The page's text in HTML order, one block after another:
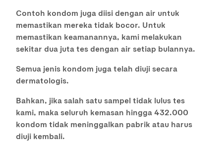
Contoh kondom juga diisi dengan air untuk
memastikan mereka tidak bocor. Untuk
memastikan keamanannya, kami melakukan
sekitar dua juta tes dengan air setiap bulannya.
Semua jenis kondom juga telah diuji secara
dermatologis.
Bahkan, jika salah satu sampel tidak lulus tes
kami, maka seluruh kemasan hingga 432.000
kondom tidak meninggalkan pabrik atau harus
diuji kembali.